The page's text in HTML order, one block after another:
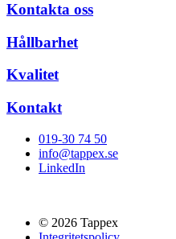
Kontakta oss
Hållbarhet
Kvalitet
Kontakt
019-30 74 50
info@tappex.se
LinkedIn
© 2026 Tappex